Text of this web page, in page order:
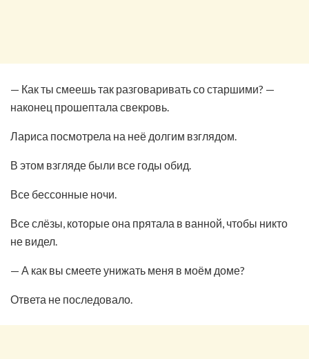
— Как ты смеешь так разговаривать со старшими? —
наконец прошептала свекровь.
Лариса посмотрела на неё долгим взглядом.
В этом взгляде были все годы обид.
Все бессонные ночи.
Все слёзы, которые она прятала в ванной, чтобы никто
не видел.
— А как вы смеете унижать меня в моём доме?
Ответа не последовало.